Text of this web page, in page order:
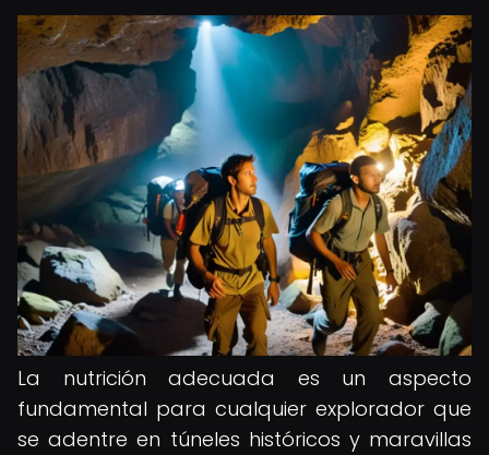
La nutrición adecuada es un aspecto
fundamental para cualquier explorador que
se adentre en túneles históricos y maravillas